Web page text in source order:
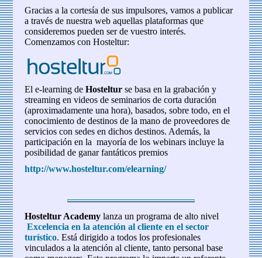
Gracias a la cortesía de sus impulsores, vamos a publicar
a través de nuestra web aquellas plataformas que
consideremos pueden ser de vuestro interés.
Comenzamos con Hosteltur:
El e-learning deHostelturse basa en la grabación y
streaming en videos de seminarios de corta duración
(aproximadamente una hora), basados, sobre todo, en el
conocimiento de destinos de la mano de proveedores de
servicios con sedes en dichos destinos. Además, la
participación en la mayoría de los webinars incluye la
posibilidad de ganar fantáticos premios
http://www.hosteltur.com/elearning/
Hosteltur Academy lanza un programa de alto nivel
Excelencia en la atención al cliente en el sector
turístico. Está dirigido a todos los profesionales
vinculados a la atención al cliente, tanto personal base